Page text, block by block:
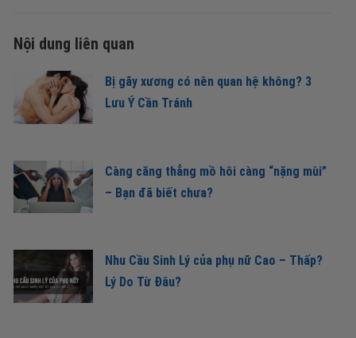
Nội dung liên quan
Bị gãy xương có nên quan hệ không? 3
Lưu Ý Cần Tránh
Càng căng thẳng mồ hôi càng “nặng mùi”
– Bạn đã biết chưa?
Nhu Cầu Sinh Lý của phụ nữ Cao – Thấp?
Lý Do Từ Đâu?